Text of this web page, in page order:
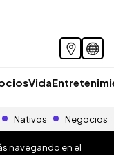
Vida
Nativos Negocios
navegando en el